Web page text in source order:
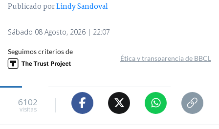
Publicado porLindy Sandoval
Sábado 08 Agosto, 2026 | 22:07
Seguimos criterios de
Ética y transparencia de BBCL
6102
visitas